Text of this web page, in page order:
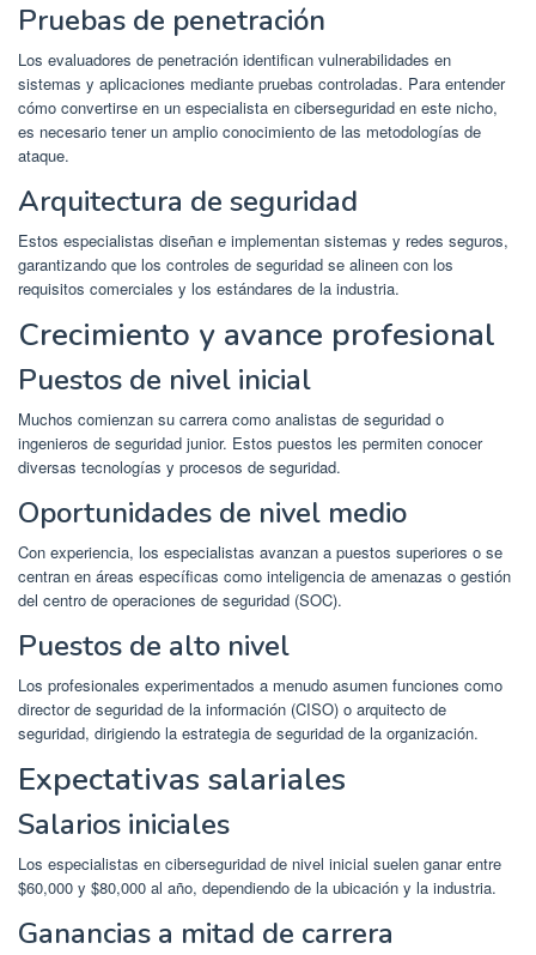
Pruebas de penetración
Los evaluadores de penetración identifican vulnerabilidades en
sistemas y aplicaciones mediante pruebas controladas. Para entender
cómo convertirse en un especialista en ciberseguridad en este nicho,
es necesario tener un amplio conocimiento de las metodologías de
ataque.
Arquitectura de seguridad
Estos especialistas diseñan e implementan sistemas y redes seguros,
garantizando que los controles de seguridad se alineen con los
requisitos comerciales y los estándares de la industria.
Crecimiento y avance profesional
Puestos de nivel inicial
Muchos comienzan su carrera como analistas de seguridad o
ingenieros de seguridad junior. Estos puestos les permiten conocer
diversas tecnologías y procesos de seguridad.
Oportunidades de nivel medio
Con experiencia, los especialistas avanzan a puestos superiores o se
centran en áreas específicas como inteligencia de amenazas o gestión
del centro de operaciones de seguridad (SOC).
Puestos de alto nivel
Los profesionales experimentados a menudo asumen funciones como
director de seguridad de la información (CISO) o arquitecto de
seguridad, dirigiendo la estrategia de seguridad de la organización.
Expectativas salariales
Salarios iniciales
Los especialistas en ciberseguridad de nivel inicial suelen ganar entre
$60,000 y $80,000 al año, dependiendo de la ubicación y la industria.
Ganancias a mitad de carrera